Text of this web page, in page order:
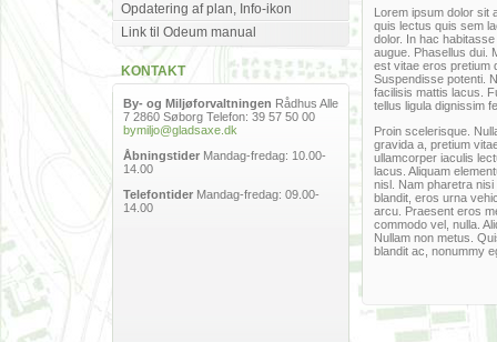
Opdatering af plan, Info-ikon
Link til Odeum manual
KONTAKT
By- og Miljøforvaltningen Rådhus Alle
7 2860 Søborg Telefon: 39 57 50 00
bymiljo@gladsaxe.dk
Åbningstider Mandag-fredag: 10.00-
14.00
Telefontider Mandag-fredag: 09.00-
14.00
Lorem ipsum dolor sit
quis lectus quis sem
dolor. In hac
augue. Phasellus dui.
est vitae eros pretium
Suspendisse potenti.
facilisis mattis lacus.
tellus ligula dignissim
Proin scelerisque.
gravida a, pretium
ullamcorper iaculis
lacus. Aliquam
nisl. Nam pharetra
blandit, eros urna
arcu. Praesent eros
commodo vel, nulla.
Nullam non metus.
blandit ac, nonummy